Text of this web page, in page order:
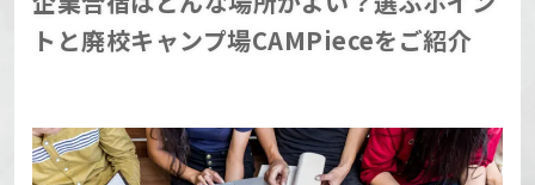
トと廃校キャンプ場CAMPieceをご紹介